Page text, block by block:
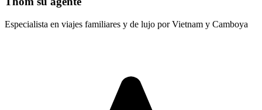
Especialista en viajes familiares y de lujo por Vietnam y Camboya